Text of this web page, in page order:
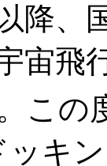
降、
宙飛
。この
ッキ